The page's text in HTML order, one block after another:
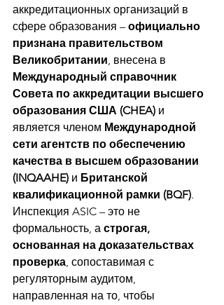
аккредитационных организаций в
сфере образования – официально
признана правительством
Великобритании, внесена в
Международный справочник
Совета по аккредитации высшего
образования США (CHEA) и
является членом Международной
сети агентств по обеспечению
качества в высшем образовании
(INQAAHE) и Британской
квалификационной рамки (BQF).
Инспекция ASIC – это не
формальность, а строгая,
основанная на доказательствах
проверка, сопоставимая с
регуляторным аудитом,
направленная на то, чтобы